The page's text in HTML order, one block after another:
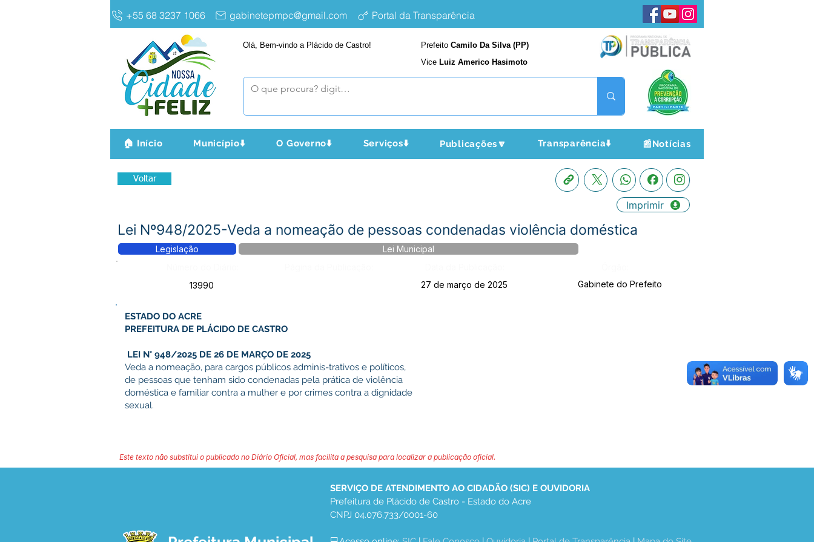
+55 68 3237 1066 gabinetepmpc@gmail.com Portal da Transparência
Olá, Bem-vindo a Plácido de Castro! Prefeito Camilo Da Silva (PP)
Vice Luiz Americo Hasimoto
🏠 Início Município⬇️ O Governo⬇️ Serviços⬇️ Publicações🔽 Transparência⬇️ 📰Notícias
Voltar
Imprimir
Lei Nº948/2025-Veda a nomeação de pessoas condenadas violência doméstica
Legislação
Lei Municipal
13990
27 de março de 2025 Gabinete do Prefeito
ESTADO DO ACRE
PREFEITURA DE PLÁCIDO DE CASTRO
LEI N° 948/2025 DE 26 DE MARÇO DE 2025
Veda a nomeação, para cargos públicos adminis-trativos e políticos,
de pessoas que tenham sido condenadas pela prática de violência
doméstica e familiar contra a mulher e por crimes contra a dignidade
sexual.
Este texto não substitui o publicado no Diário Oficial, mas facilita a pesquisa para localizar a publicação oficial.
SERVIÇO DE ATENDIMENTO AO CIDADÃO (SIC) E OUVIDORIA
Prefeitura de Plácido de Castro - Estado do Acre
CNPJ 04.076.733/0001-60